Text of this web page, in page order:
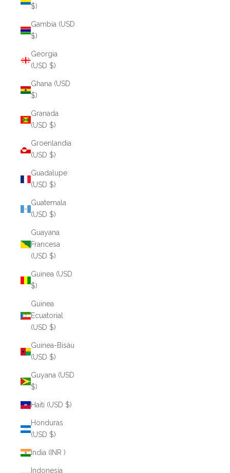
$)
Gambia (USD
$)
Georgia
(USD $)
Ghana (USD
$)
Granada
(USD $)
Groenlandia
(USD $)
Guadalupe
(USD $)
Guatemala
(USD $)
Guayana
Francesa
(USD $)
Guinea (USD
$)
Guinea
Ecuatorial
(USD $)
Guinea-Bisáu
(USD $)
Guyana (USD
$)
Haití (USD $)
Honduras
(USD $)
India (INR ₹)
Indonesia